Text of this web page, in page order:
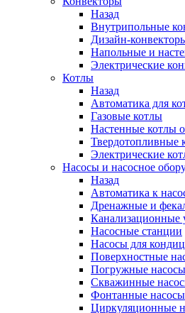
Назад
Внутрипольные
Дизайн-
Напольные и
Электрические
Котлы
Назад
Автоматика для
Газовые котлы
Настенные котлы
Твердотопливные
Электрические
Насосы и насосное
Назад
Автоматика к
Дренажные и
Канализационные
Насосные станции
Насосы для
Поверхностные
Погружные насосы
Скважинные
Фонтанные насосы
Циркуляционные